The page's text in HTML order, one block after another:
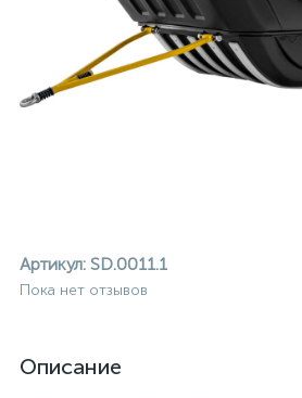
Артикул: SD.0011.1
Пока нет отзывов
Описание